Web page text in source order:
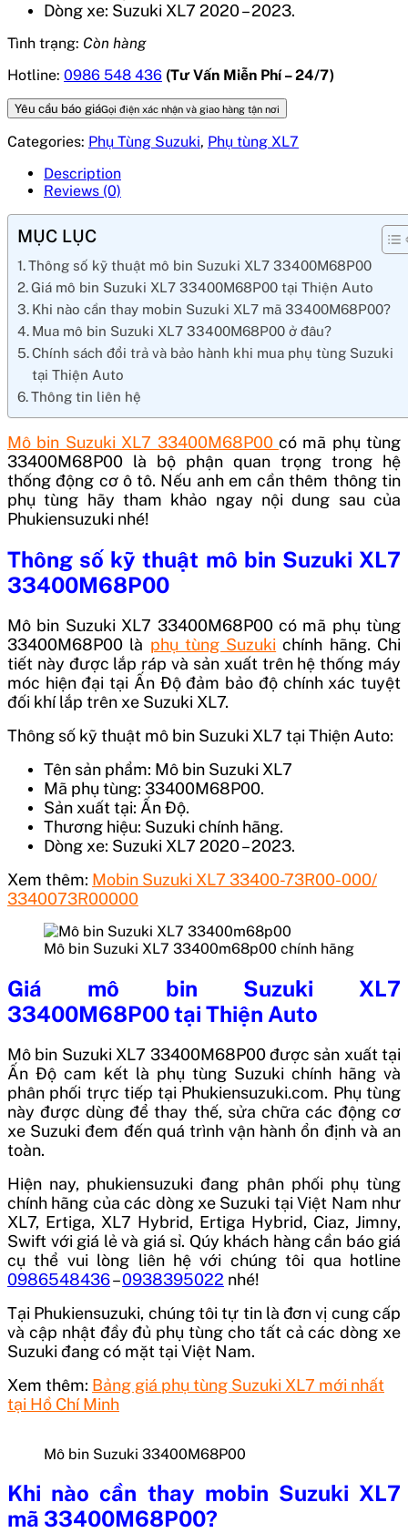
Dòng xe: Suzuki XL7 2020 – 2023.
Tình trạng: Còn hàng
Hotline: 0986 548 436 (Tư Vấn Miễn Phí – 24/7)
Yêu cầu báo giáGọi điện xác nhận và giao hàng tận nơi
Categories: Phụ Tùng Suzuki, Phụ tùng XL7
Description
Reviews (0)
MỤC LỤC
Thông số kỹ thuật mô bin Suzuki XL7 33400M68P00
Giá mô bin Suzuki XL7 33400M68P00 tại Thiện Auto
Khi nào cần thay mobin Suzuki XL7 mã 33400M68P00?
Mua mô bin Suzuki XL7 33400M68P00 ở đâu?
Chính sách đổi trả và bảo hành khi mua phụ tùng Suzuki
tại Thiện Auto
Thông tin liên hệ
Mô bin Suzuki XL7 33400M68P00 có mã phụ tùng
33400M68P00 là bộ phận quan trọng trong hệ
thống động cơ ô tô. Nếu anh em cần thêm thông tin
phụ tùng hãy tham khảo ngay nội dung sau của
Phukiensuzuki nhé!
Thông số kỹ thuật mô bin Suzuki XL7
33400M68P00
Mô bin Suzuki XL7 33400M68P00 có mã phụ tùng
33400M68P00 là phụ tùng Suzuki chính hãng. Chi
tiết này được lắp ráp và sản xuất trên hệ thống máy
móc hiện đại tại Ấn Độđảm bảo độ chính xác tuyệt
đối khí lắp trên xe Suzuki XL7.
Thông số kỹ thuật mô bin Suzuki XL7 tại Thiện Auto:
Tên sản phẩm: Mô bin Suzuki XL7
Mã phụ tùng: 33400M68P00.
Sản xuất tại: Ấn Độ.
Thương hiệu: Suzuki chính hãng.
Dòng xe: Suzuki XL7 2020 – 2023.
Xem thêm: Mobin Suzuki XL7 33400-73R00-000/
3340073R00000
Mô bin Suzuki XL7 33400m68p00 chính hãng
Giá mô bin Suzuki XL7
33400M68P00tại Thiện Auto
Mô bin Suzuki XL7 33400M68P00được sản xuất tại
Ấn Độ cam kết là phụ tùng Suzuki chính hãng và
phân phối trực tiếp tại Phukiensuzuki.com. Phụ tùng
này được dùng để thay thế, sửa chữa các động cơ
xe Suzuki đem đến quá trình vận hành ổn định và an
toàn.
Hiện nay, phukiensuzuki đang phân phối phụ tùng
chính hãng của các dòng xe Suzuki tại Việt Nam như
XL7, Ertiga, XL7 Hybrid, Ertiga Hybrid, Ciaz, Jimny,
Swift với giá lẻ và giá sỉ. Qúy khách hàng cần báo giá
cụ thể vui lòng liên hệ với chúng tôi qua hotline
0986548436–0938395022 nhé!
Tại Phukiensuzuki, chúng tôi tự tin là đơn vị cung cấp
và cập nhật đầy đủ phụ tùng cho tất cả các dòng xe
Suzuki đang có mặt tại Việt Nam.
Xem thêm: Bảng giá phụ tùng Suzuki XL7 mới nhất
tại Hồ Chí Minh
Mô bin Suzuki 33400M68P00
Khi nào cần thay mobin Suzuki XL7
mã 33400M68P00?